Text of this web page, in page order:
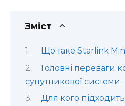
Зміст
Що таке Starlink
Головні переваги
супутникової системи
Для кого